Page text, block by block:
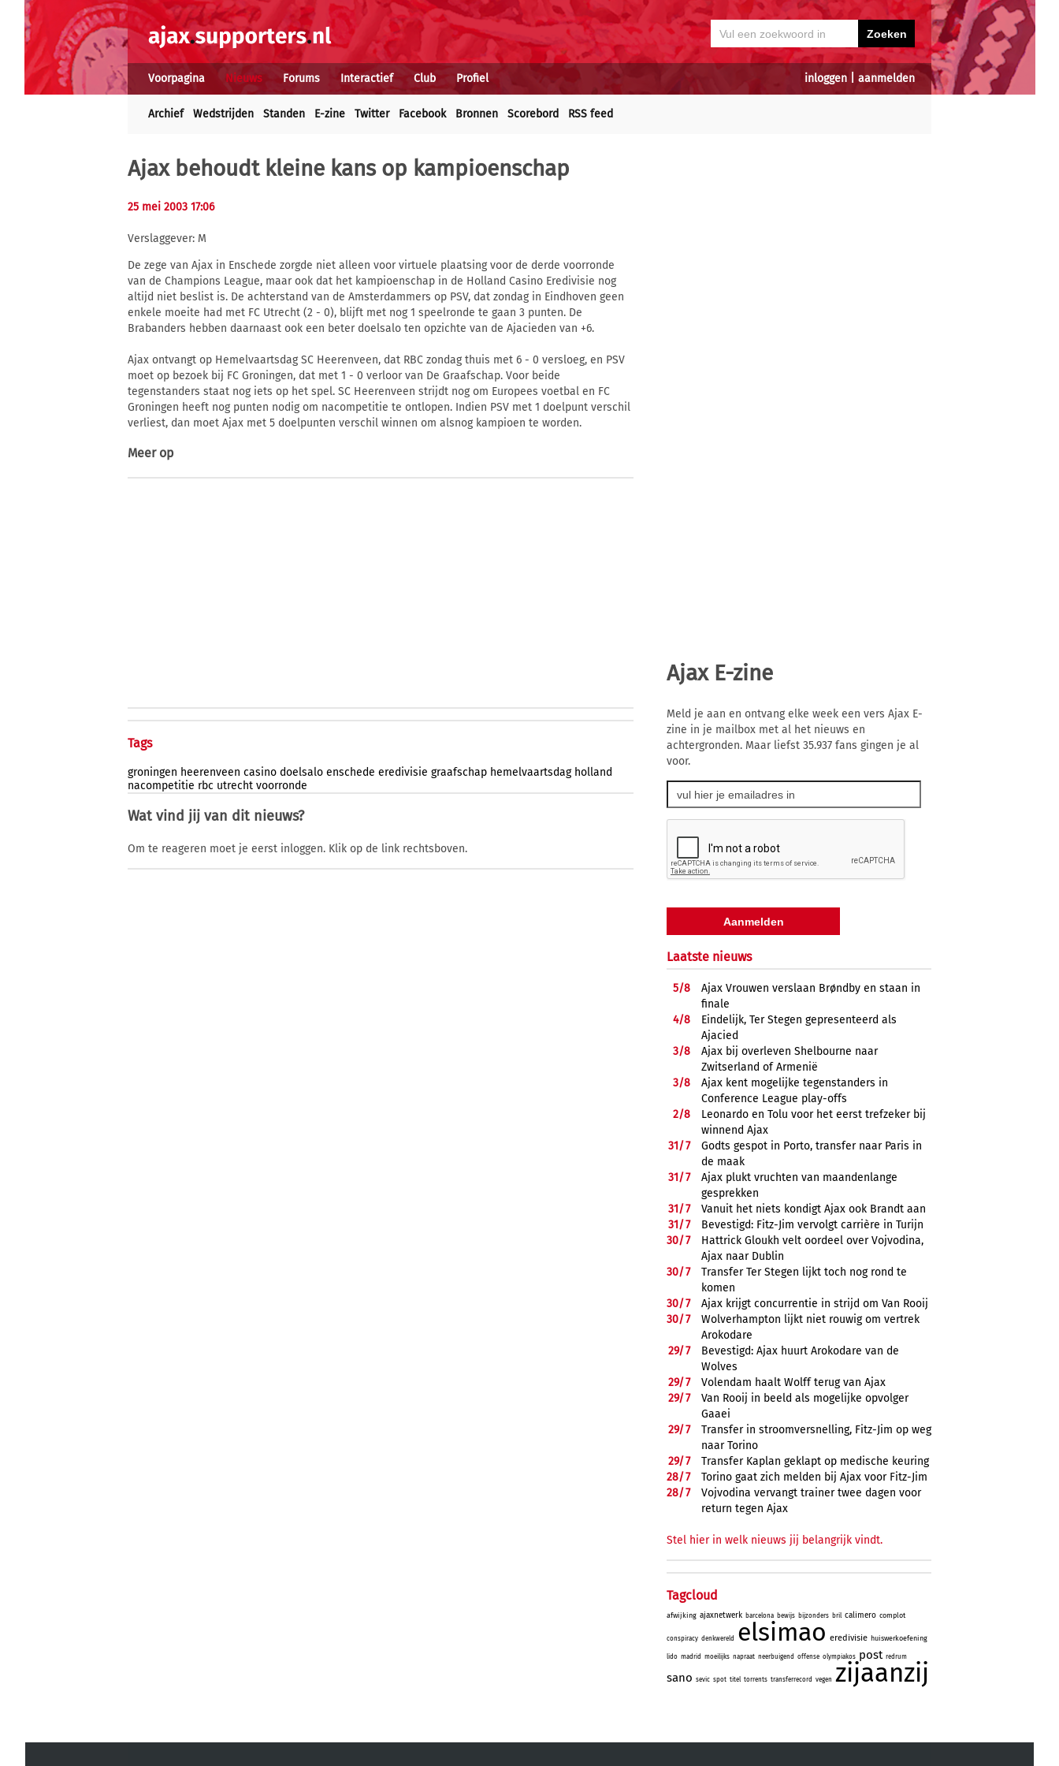
inloggen aanmelden
Voorpagina Nieuws Forums Interactief Club Profiel
Archief Wedstrijden Standen E-zine Twitter Facebook Bronnen Scorebord RSS feed
Ajax behoudt kleine kans op kampioenschap
25 mei 2003 17:06
Verslaggever: M
De zege van Ajax in Enschede zorgde niet alleen voor virtuele plaatsing voor de derde voorronde
van de Champions League, maar ook dat het kampioenschap in de Holland Casino Eredivisie nog
altijd niet beslist is. De achterstand van de Amsterdammers op PSV, dat zondag in Eindhoven geen
enkele moeite had met FC Utrecht (2 - 0), blijft met nog 1 speelronde te gaan 3 punten. De
Brabanders hebben daarnaast ook een beter doelsalo ten opzichte van de Ajacieden van +6.
Ajax ontvangt op Hemelvaartsdag SC Heerenveen, dat RBC zondag thuis met 6 - 0 versloeg, en PSV
moet op bezoek bij FC Groningen, dat met 1 - 0 verloor van De Graafschap. Voor beide
tegenstanders staat nog iets op het spel. SC Heerenveen strijdt nog om Europees voetbal en FC
Groningen heeft nog punten nodig om nacompetitie te ontlopen. Indien PSV met 1 doelpunt verschil
verliest, dan moet Ajax met 5 doelpunten verschil winnen om alsnog kampioen te worden.
Meer op
Tags
groningen heerenveen casino doelsalo enschede eredivisie graafschap hemelvaartsdag holland
nacompetitie rbc utrecht voorronde
Wat vind jij van dit nieuws?
Om te reageren moet je eerst inloggen. Klik op de link rechtsboven.
Ajax E-zine
Meld je aan en ontvang elke week een vers Ajax E-
zine in je mailbox met al het nieuws en
achtergronden. Maar liefst 35.937 fans gingen je al
voor.
Laatste nieuws
5/8
Ajax Vrouwen verslaan Brøndby en staan in
finale
4/8
Eindelijk, Ter Stegen gepresenteerd als
Ajacied
3/8
Ajax bij overleven Shelbourne naar
Zwitserland of Armenië
3/8
Ajax kent mogelijke tegenstanders in
Conference League play-offs
2/8
Leonardo en Tolu voor het eerst trefzeker bij
winnend Ajax
31/7
Godts gespot in Porto, transfer naar Paris in
de maak
31/7
Ajax plukt vruchten van maandenlange
gesprekken
31/7
Vanuit het niets kondigt Ajax ook Brandt aan
31/7
Bevestigd: Fitz-Jim vervolgt carrière in Turijn
30/7
Hattrick Gloukh velt oordeel over Vojvodina,
Ajax naar Dublin
30/7
Transfer Ter Stegen lijkt toch nog rond te
komen
30/7
Ajax krijgt concurrentie in strijd om Van Rooij
30/7
Wolverhampton lijkt niet rouwig om vertrek
Arokodare
29/7
Bevestigd: Ajax huurt Arokodare van de
Wolves
29/7
Volendam haalt Wolff terug van Ajax
29/7
Van Rooij in beeld als mogelijke opvolger
Gaaei
29/7
Transfer in stroomversnelling, Fitz-Jim op weg
naar Torino
29/7
Transfer Kaplan geklapt op medische keuring
28/7
Torino gaat zich melden bij Ajax voor Fitz-Jim
28/7
Vojvodina vervangt trainer twee dagen voor
return tegen Ajax
Stel hier in welk nieuws jij belangrijk vindt.
Tagcloud
afwijking ajaxnetwerk barcelona bewijs bijzonders bril calimero complot
conspiracy denkwereld elsimao eredivisie huiswerkoefening
lido madrid moeilijks napraat neerbuigend offense olympiakos post redrum
sano sevic spot titel torrents transferrecord vegen zijaanzij